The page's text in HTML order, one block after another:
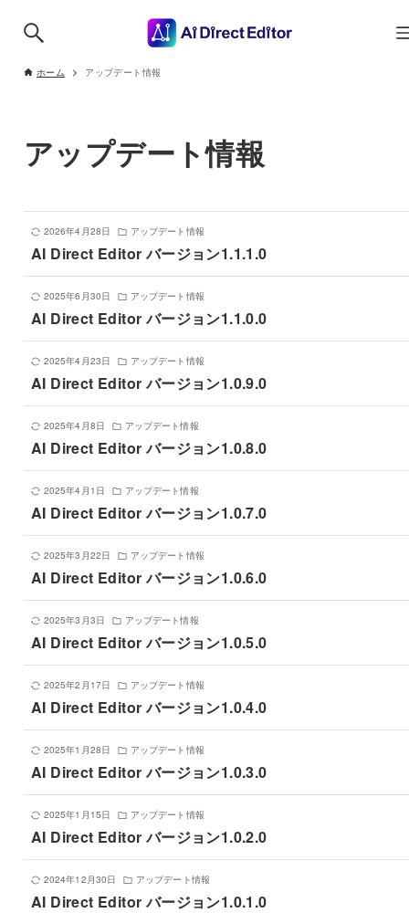
ホーム アップデート情報
アップデート情報
2026年4月28日 アップデート情報
AI Direct Editor バージョン1.1.1.0
2025年6月30日 アップデート情報
AI Direct Editor バージョン1.1.0.0
2025年4月23日 アップデート情報
AI Direct Editor バージョン1.0.9.0
2025年4月8日 アップデート情報
AI Direct Editor バージョン1.0.8.0
2025年4月1日 アップデート情報
AI Direct Editor バージョン1.0.7.0
2025年3月22日 アップデート情報
AI Direct Editor バージョン1.0.6.0
2025年3月3日 アップデート情報
AI Direct Editor バージョン1.0.5.0
2025年2月17日 アップデート情報
AI Direct Editor バージョン1.0.4.0
2025年1月28日 アップデート情報
AI Direct Editor バージョン1.0.3.0
2025年1月15日 アップデート情報
AI Direct Editor バージョン1.0.2.0
2024年12月30日 アップデート情報
AI Direct Editor バージョン1.0.1.0